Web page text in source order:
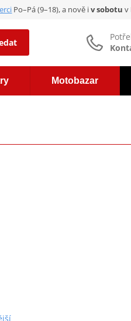
Po–Pá (9–18), a nově iv sobotu v
Motobazar